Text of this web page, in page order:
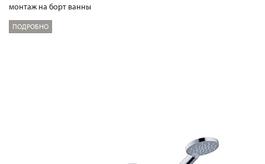
монтаж на борт ванны
ПОДРОБНО